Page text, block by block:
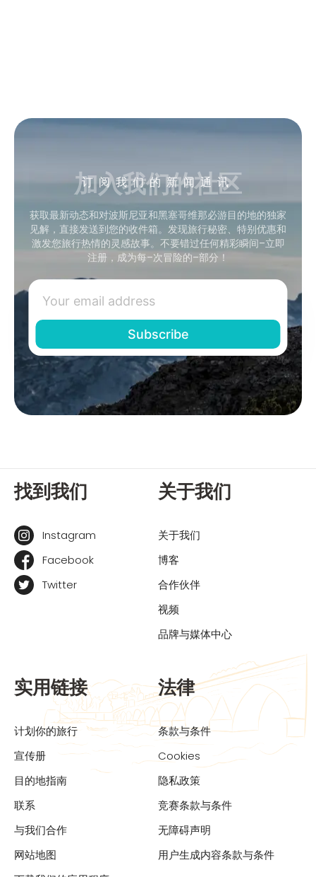
订阅我们的新闻通讯
加入我们的社区
获取最新动态和对波斯尼亚和黑塞哥维那必游目的地的独家
见解，直接发送到您的收件箱。发现旅行秘密、特别优惠和
激发您旅行热情的灵感故事。不要错过任何精彩瞬间–立即
注册，成为每–次冒险的–部分！
找到我们
Instagram
Facebook
Twitter
关于我们
关于我们
博客
合作伙伴
视频
品牌与媒体中心
实用链接
计划你的旅行
宣传册
目的地指南
联系
与我们合作
网站地图
法律
条款与条件
Cookies
隐私政策
竞赛条款与条件
无障碍声明
用户生成内容条款与条件